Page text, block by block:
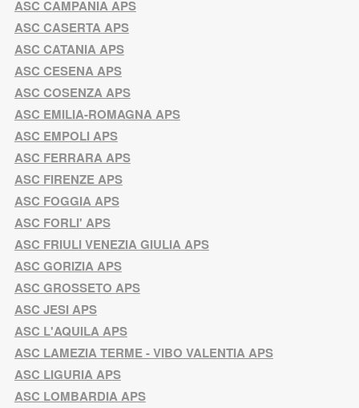
ASC CAMPANIA APS
ASC CASERTA APS
ASC CATANIA APS
ASC CESENA APS
ASC COSENZA APS
ASC EMILIA-ROMAGNA APS
ASC EMPOLI APS
ASC FERRARA APS
ASC FIRENZE APS
ASC FOGGIA APS
ASC FORLI' APS
ASC FRIULI VENEZIA GIULIA APS
ASC GORIZIA APS
ASC GROSSETO APS
ASC JESI APS
ASC L'AQUILA APS
ASC LAMEZIA TERME - VIBO VALENTIA APS
ASC LIGURIA APS
ASC LOMBARDIA APS